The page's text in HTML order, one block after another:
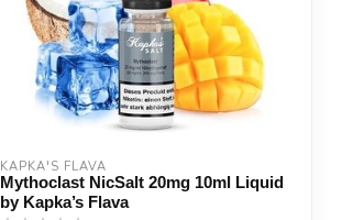
KAPKA'S FLAVA
Mythoclast NicSalt 20mg 10ml Liquid
by Kapka’s Flava